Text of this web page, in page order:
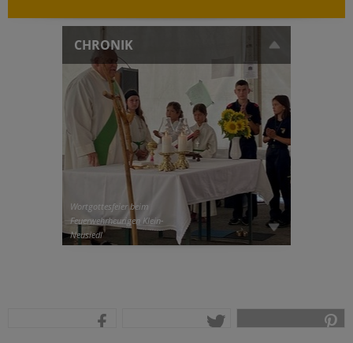
CHRONIK
Wortgottesfeier beim
Feuerwehrheurigen Klein-
Neusiedl